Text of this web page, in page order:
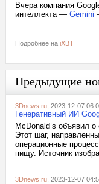
Вчера компания
интеллекта — Gemini
Подробнее на iXBT
Предыдущие
3Dnews.ru , 2023-12-07
Генеративный ИИ
McDonald’s объявил
Этот шаг,
операционные
пищу. Источник
3Dnews.ru , 2023-12-07